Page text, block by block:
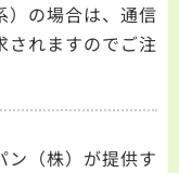
）の場合は、通信
されますのでご注
ン（株）が提供す